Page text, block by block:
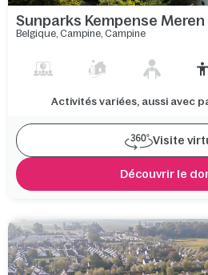
Sunparks Kempense Meren
Belgique Campine Campine
Activités variées, aussi avec
Visite
Découvrir le